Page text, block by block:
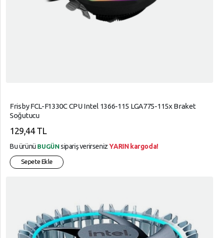
Frisby FCL-F1330C CPU Intel 1366-115 LGA775-115x Braket
Soğutucu
129,44 TL
Bu ürünü BUGÜN sipariş verirsenizYARIN kargoda!
Sepete Ekle